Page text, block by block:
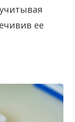
ее